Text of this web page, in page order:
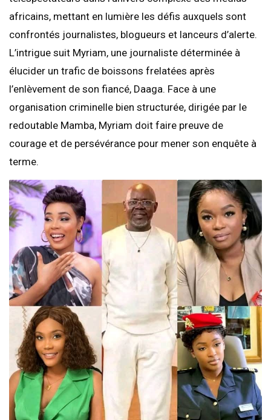
africains, mettant en lumière les défis auxquels sont
confrontés journalistes, blogueurs et lanceurs d’alerte.
L’intrigue suit Myriam, une journaliste déterminée à
élucider un trafic de boissons frelatées après
l’enlèvement de son fiancé, Daaga. Face à une
organisation criminelle bien structurée, dirigée par le
redoutable Mamba, Myriam doit faire preuve de
courage et de persévérance pour mener son enquête à
terme.